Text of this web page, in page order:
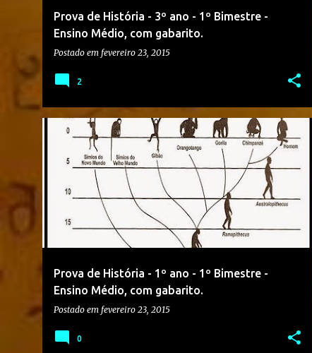
Prova de História - 3º ano - 1º Bimestre -
Ensino Médio, com gabarito.
Postado em fevereiro 23, 2015
2
Prova de História - 1º ano - 1º Bimestre -
Ensino Médio, com gabarito.
Postado em fevereiro 23, 2015
1º BIMESTRE +
0